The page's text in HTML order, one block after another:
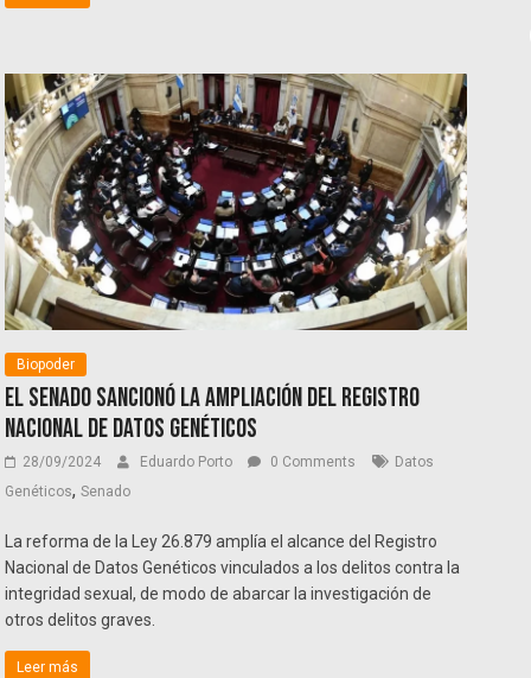
Biopoder
El Senado sancionó la ampliación del Registro
Nacional de Datos Genéticos
28/09/2024 Eduardo Porto 0 Comments
Datos
Genéticos,Senado
La reforma de la Ley 26.879 amplía el alcance del Registro
Nacional de Datos Genéticos vinculados a los delitos contra la
integridad sexual, de modo de abarcar la investigación de
otros delitos graves.
Leer más